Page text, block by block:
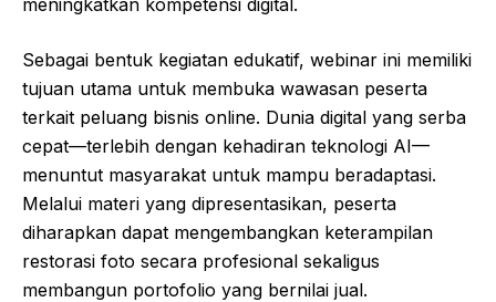
Sebagai bentuk kegiatan edukatif, webinar ini memiliki
tujuan utama untuk membuka wawasan peserta
terkait peluang bisnis online. Dunia digital yang serba
cepat—terlebih dengan kehadiran teknologi AI—
menuntut masyarakat untuk mampu beradaptasi.
Melalui materi yang dipresentasikan, peserta
diharapkan dapat mengembangkan keterampilan
restorasi foto secara profesional sekaligus
membangun portofolio yang bernilai jual.